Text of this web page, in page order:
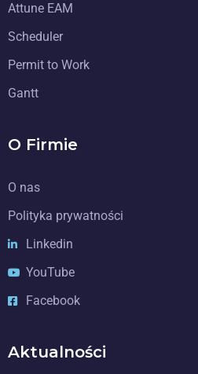
Attune EAM
Scheduler
Permit to Work
Gantt
O Firmie
O nas
Polityka prywatności
Linkedin
YouTube
Facebook
Aktualności